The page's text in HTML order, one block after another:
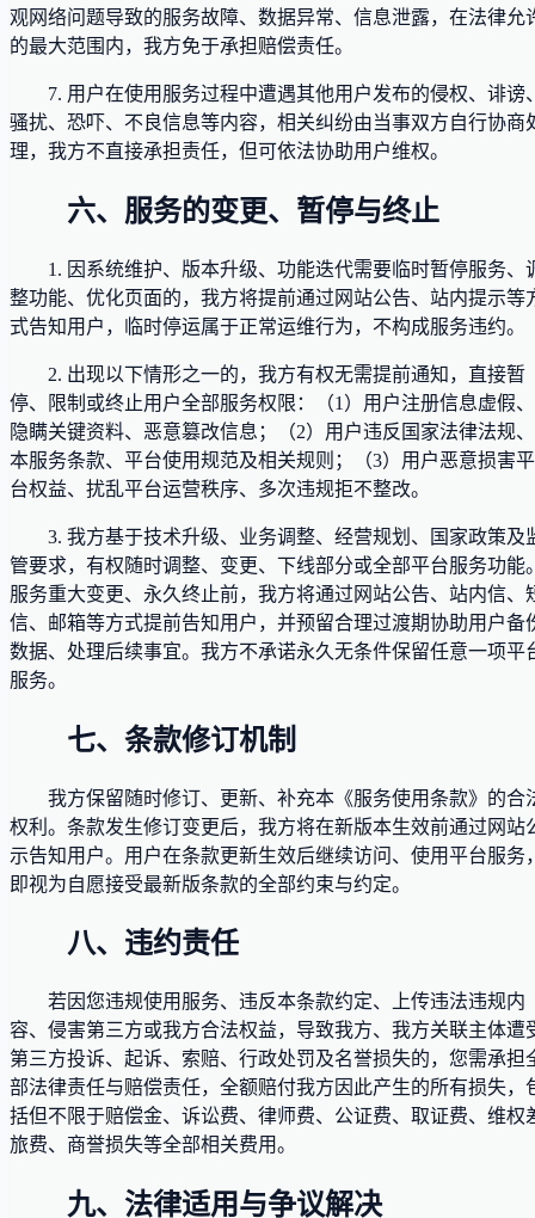
观网络问题导致的服务故障、数据异常、信息泄露，在法律允
的最大范围内，我方免于承担赔偿责任。
7. 用户在使用服务过程中遭遇其他用户发布的侵权、诽谤
骚扰、恐吓、不良信息等内容，相关纠纷由当事双方自行协商
理，我方不直接承担责任，但可依法协助用户维权。
六、服务的变更、暂停与终止
1. 因系统维护、版本升级、功能迭代需要临时暂停服务、
整功能、优化页面的，我方将提前通过网站公告、站内提示等
式告知用户，临时停运属于正常运维行为，不构成服务违约。
2. 出现以下情形之一的，我方有权无需提前通知，直接暂
停、限制或终止用户全部服务权限：（1）用户注册信息虚假、
隐瞒关键资料、恶意篡改信息；（2）用户违反国家法律法规、
本服务条款、平台使用规范及相关规则；（3）用户恶意损害平
台权益、扰乱平台运营秩序、多次违规拒不整改。
3. 我方基于技术升级、业务调整、经营规划、国家政策及
管要求，有权随时调整、变更、下线部分或全部平台服务功能
服务重大变更、永久终止前，我方将通过网站公告、站内信、
信、邮箱等方式提前告知用户，并预留合理过渡期协助用户备
数据、处理后续事宜。我方不承诺永久无条件保留任意一项平
服务。
七、条款修订机制
我方保留随时修订、更新、补充本《服务使用条款》的合
权利。条款发生修订变更后，我方将在新版本生效前通过网站
示告知用户。用户在条款更新生效后继续访问、使用平台服务
即视为自愿接受最新版条款的全部约束与约定。
八、违约责任
若因您违规使用服务、违反本条款约定、上传违法违规内
容、侵害第三方或我方合法权益，导致我方、我方关联主体遭
第三方投诉、起诉、索赔、行政处罚及名誉损失的，您需承担
部法律责任与赔偿责任，全额赔付我方因此产生的所有损失，
括但不限于赔偿金、诉讼费、律师费、公证费、取证费、维权
旅费、商誉损失等全部相关费用。
九、法律适用与争议解决